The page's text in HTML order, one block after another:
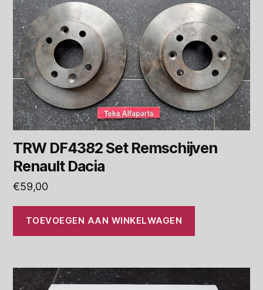
TRW DF4382 Set Remschijven
Renault Dacia
€59,00
TOEVOEGEN AAN WINKELWAGEN